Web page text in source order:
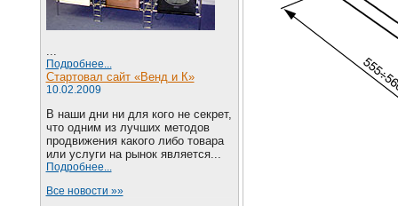
...
Подробнее...
Стартовал сайт «Венд и К»
10.02.2009
В наши дни ни для кого не секрет,
что одним из лучших методов
продвижения какого либо товара
или услуги на рынок является...
Подробнее...
Все новости »»